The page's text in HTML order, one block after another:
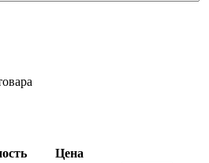
Цена